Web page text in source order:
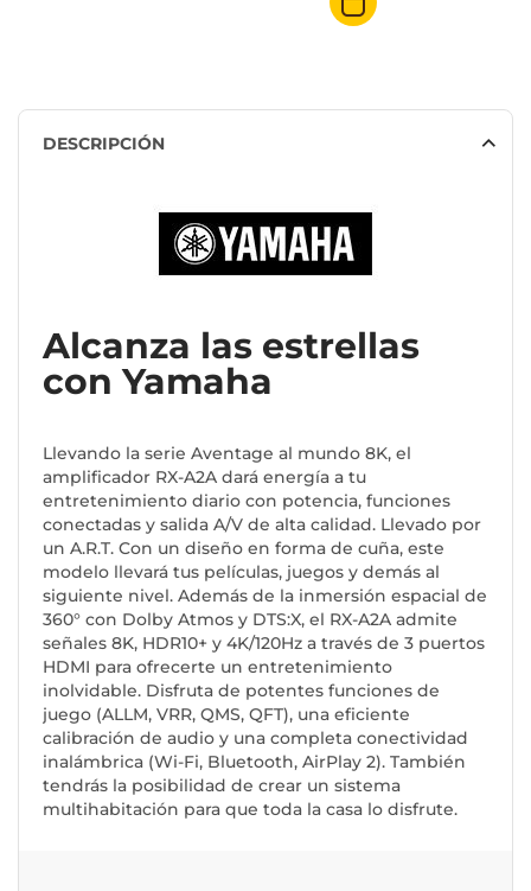
DESCRIPCIÓN
Alcanza las estrellas
con Yamaha
Llevando la serie Aventage al mundo 8K, el
amplificador RX-A2A dará energía a tu
entretenimiento diario con potencia, funciones
conectadas y salida A/V de alta calidad. Llevado por
un A.R.T. Con un diseño en forma de cuña, este
modelo llevará tus películas, juegos y demás al
siguiente nivel. Además de la inmersión espacial de
360° con Dolby Atmos y DTS:X, el RX-A2A admite
señales 8K, HDR10+ y 4K/120Hz a través de 3 puertos
HDMI para ofrecerte un entretenimiento
inolvidable. Disfruta de potentes funciones de
juego (ALLM, VRR, QMS, QFT), una eficiente
calibración de audio y una completa conectividad
inalámbrica (Wi-Fi, Bluetooth, AirPlay 2). También
tendrás la posibilidad de crear un sistema
multihabitación para que toda la casa lo disfrute.